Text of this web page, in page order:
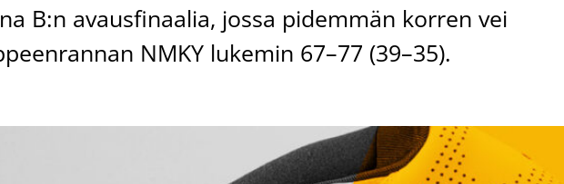
B:n avausfinaalia, jossa pidemmän korren vei
NMKY lukemin 67–77 (39–35).